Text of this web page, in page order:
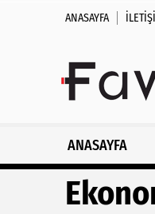
ANASAYFA
ANASAYFA